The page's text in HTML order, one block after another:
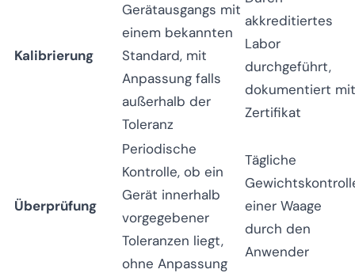
Kalibrierung
Gerätausgangs mit
einem bekannten
Standard, mit
Anpassung falls
außerhalb der
Toleranz
akkreditiertes
Labor
durchgeführt,
dokumentiert mit
Zertifikat
Überprüfung
Periodische
Kontrolle, ob ein
Gerät innerhalb
vorgegebener
Toleranzen liegt,
ohne Anpassung
Tägliche
einer Waage
durch den
Anwender